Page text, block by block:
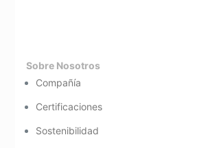
Sobre Nosotros
Compañía
Certificaciones
Sostenibilidad